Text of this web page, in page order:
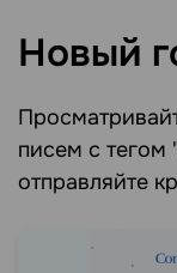
Новый
писем c тегом
отправляйте